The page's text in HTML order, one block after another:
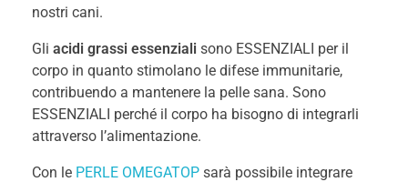
nostri cani.
Gli acidi grassi essenziali sono ESSENZIALI per il
corpo in quanto stimolano le difese immunitarie,
contribuendo a mantenere la pelle sana. Sono
ESSENZIALI perché il corpo ha bisogno di integrarli
attraverso l’alimentazione.
Con le PERLE OMEGATOP sarà possibile integrare